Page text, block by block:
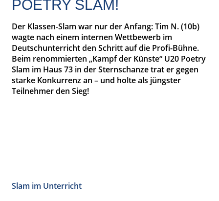
OETRY SLAM!
Der Klassen-Slam war nur der Anfang: Tim N. (10b)
wagte nach einem internen Wettbewerb im
Deutschunterricht den Schritt auf die Profi-Bühne.
Beim renommierten „Kampf der Künste“ U20 Poetry
Slam im Haus 73 in der Sternschanze trat er gegen
starke Konkurrenz an – und holte als jüngster
Teilnehmer den Sieg!
Slam im Unterricht